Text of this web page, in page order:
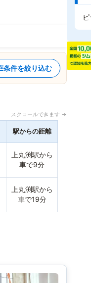
条件を絞り込む
スクロールできます →
駅からの距離
上丸渕駅から
車で9分
上丸渕駅から
車で19分